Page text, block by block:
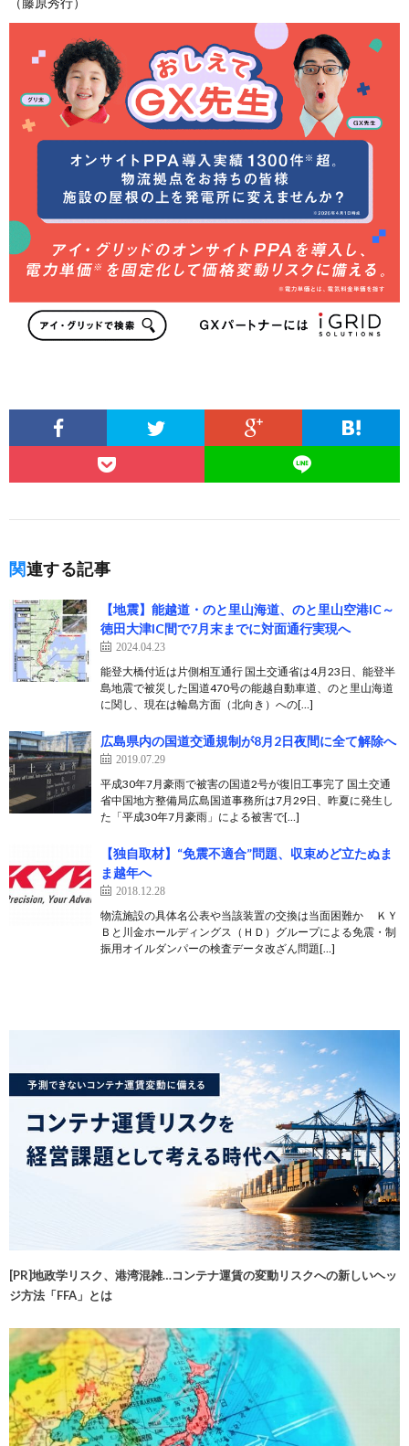
関連する記事
【地震】能越道・のと里山海道、のと里山空港IC～
徳田大津IC間で7月末までに対面通行実現へ
2024.04.23
能登大橋付近は片側相互通行 国土交通省は4月23日、能登半
島地震で被災した国道470号の能越自動車道、のと里山海道
に関し、現在は輪島方面（北向き）への[…]
広島県内の国道交通規制が8月2日夜間に全て解除へ
2019.07.29
平成30年7月豪雨で被害の国道2号が復旧工事完了 国土交通
省中国地方整備局広島国道事務所は7月29日、昨夏に発生し
た「平成30年7月豪雨」による被害で[…]
【独自取材】“免震不適合”問題、収束めど立たぬま
ま越年へ
2018.12.28
物流施設の具体名公表や当該装置の交換は当面困難か ＫＹ
Ｂと川金ホールディングス（ＨＤ）グループによる免震・制
振用オイルダンパーの検査データ改ざん問題[…]
[PR]地政学リスク、港湾混雑…コンテナ運賃の変動リスクへの新しいヘッ
ジ方法「FFA」とは